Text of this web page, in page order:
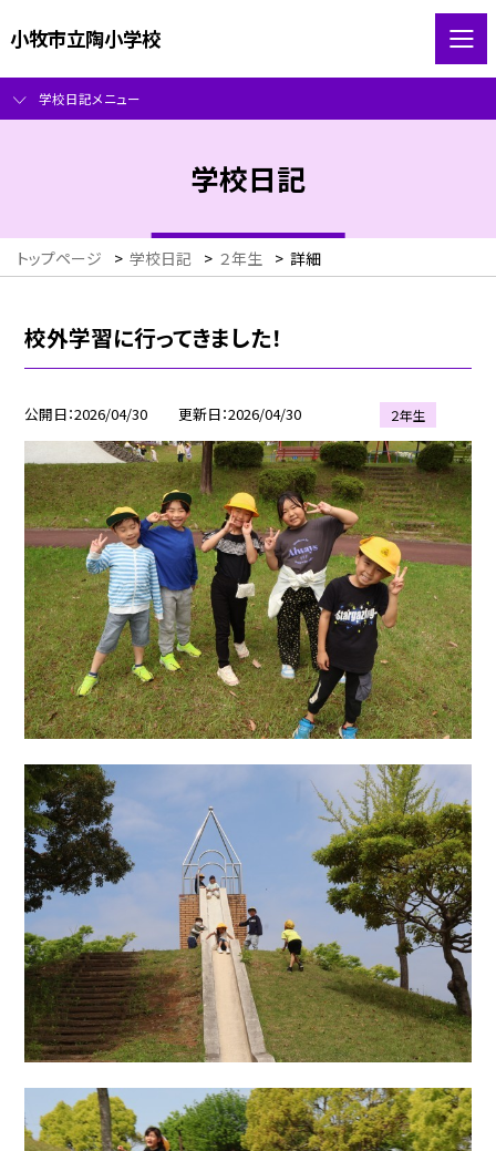
小牧市立陶小学校
学校日記メニュー
学校日記
トップページ > 学校日記 > ２年生 > 詳細
校外学習に行ってきました！
公開日 2026/04/30 更新日 2026/04/30 ２年生